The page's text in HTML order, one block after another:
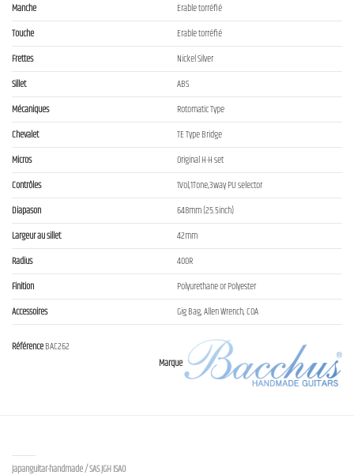
Manche
Erable torréfié
Touche
Erable torréfié
Frettes
Nickel Silver
Sillet
ABS
Mécaniques
Rotomatic Type
Chevalet
TE Type Bridge
Micros
Original H-H set
Contrôles
1Vol,1Tone,3way PU selector
Diapason
648mm (25.5inch)
Largeur au sillet
42mm
Radius
400R
Finition
Polyurethane or Polyester
Accessoires
Gig Bag, Allen Wrench, COA
Marque
RéférenceBAC262
Japanguitar-handmade / SAS JGH ISAO